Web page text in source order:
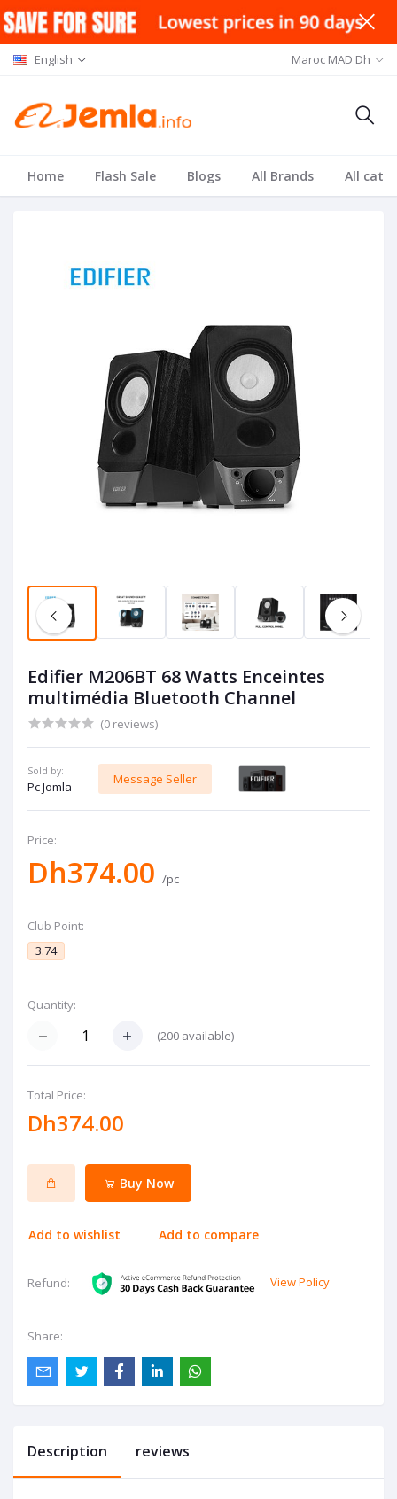
English Maroc MAD Dh
Home Flash Sale Blogs All Brands All
Edifier M206BT 68 Watts Enceintes
multimédia Bluetooth Channel
(0 reviews)
Sold by:
Pc Jomla
Message Seller
Price:
Dh374.00 /pc
Club Point:
3.74
Quantity:
(200 available)
Total Price:
Dh374.00
Buy Now
Add to wishlist Add to compare
Refund: View Policy
Share:
Description reviews